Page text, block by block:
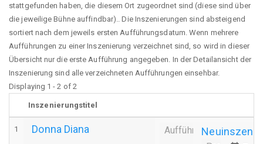
stattgefunden haben, die diesem Ort zugeordnet sind (diese sind über
die jeweilige Bühne auffindbar).. Die Inszenierungen sind absteigend
sortiert nach dem jeweils ersten Aufführungsdatum. Wenn mehrere
Aufführungen zu einer Inszenierung verzeichnet sind, so wird in dieser
Übersicht nur die erste Aufführung angegeben. In der Detailansicht der
Inszenierung sind alle verzeichneten Aufführungen einsehbar.
Displaying 1 - 2 of 2
Inszenierungstitel
1 Donna Diana Aufführung